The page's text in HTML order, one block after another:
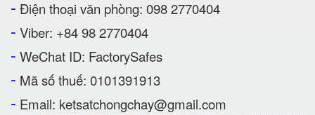
- Điện thoại văn phòng: 098 2770404
- Viber: +84 98 2770404
- WeChat ID: FactorySafes
- Mã số thuế: 0101391913
- Email: ketsatchongchay@gmail.com